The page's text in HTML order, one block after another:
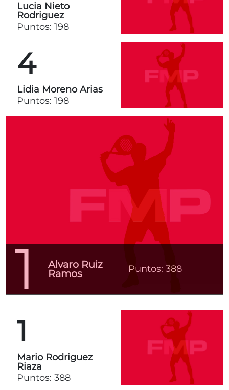
Lucia Nieto
Rodriguez
Puntos: 198
4
Lidia Moreno Arias
Puntos: 198
1 Alvaro Ruiz
Ramos Puntos: 388
1
Mario Rodriguez
Riaza
Puntos: 388